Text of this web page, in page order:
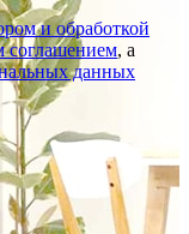
и обработкой
соглашением, а
данных